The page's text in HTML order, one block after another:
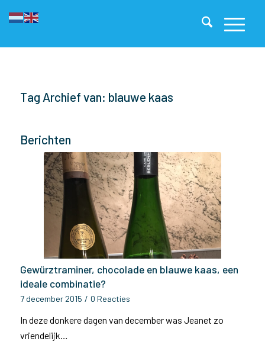
Tag Archief van: blauwe kaas
Berichten
Gewürztraminer, chocolade en blauwe kaas, een
ideale combinatie?
7 december 2015 / 0 Reacties
In deze donkere dagen van december was Jeanet zo
vriendelijk…